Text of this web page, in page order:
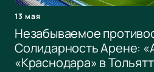
13 мая
Незабываемое
Солидарность Арене:
«Краснодара» в